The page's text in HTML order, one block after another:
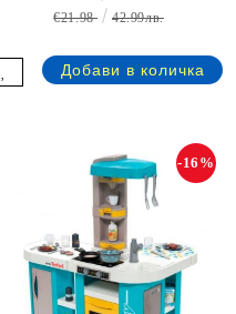
€21.98 42.99лв.
-16%